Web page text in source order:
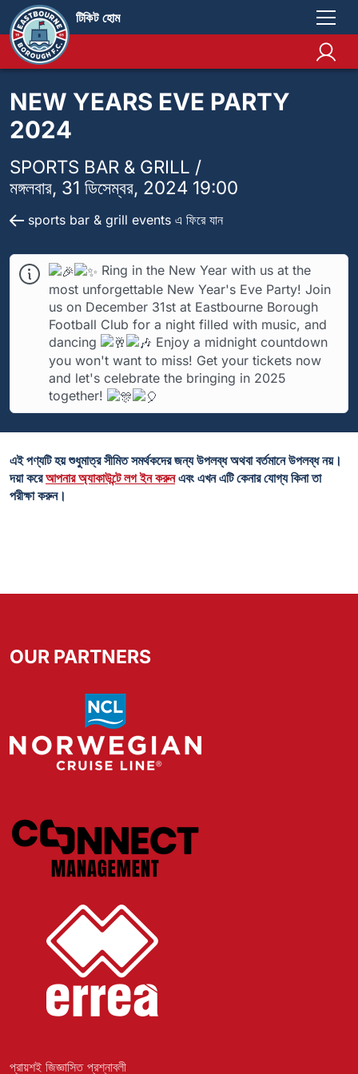
টিকিট হোম
NEW YEARS EVE PARTY
2024
SPORTS BAR & GRILL /
মঙ্গলবার, 31 ডিসেম্বর, 2024 19:00
sports bar & grill events এ ফিরে যান
Ring in the New Year with us at the
most unforgettable New Year's Eve Party! Join
us on December 31st at Eastbourne Borough
Football Club for a night filled with music, and
dancing
Enjoy a midnight countdown
you won't want to miss! Get your tickets now
and let's celebrate the bringing in 2025
together!
এই পণ্যটি হয় শুধুমাত্র সীমিত সমর্থকদের জন্য উপলব্ধ অথবা বর্তমানে উপলব্ধ নয়।
দয়া করেআপনার অ্যাকাউন্টে লগ ইন করুনএবং এখন এটি কেনার যোগ্য কিনা তা
পরীক্ষা করুন।
প্রায়শই জিজ্ঞাসিত প্রশ্নাবলী
OUR PARTNERS